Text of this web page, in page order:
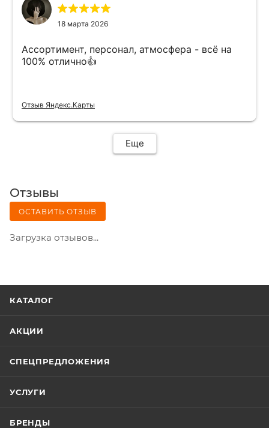
18 марта 2026
Ассортимент, персонал, атмосфера - всё на
100% отлично👍
Отзыв Яндекс.Карты
Еще
Отзывы
ОСТАВИТЬ ОТЗЫВ
Загрузка отзывов...
КАТАЛОГ
АКЦИИ
СПЕЦПРЕДЛОЖЕНИЯ
УСЛУГИ
БРЕНДЫ